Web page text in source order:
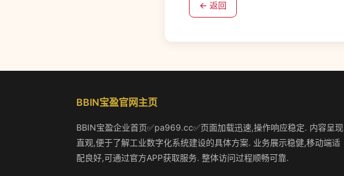
← 返回
BBIN宝盈官网主页
BBIN宝盈企业首页✅pa969.cc✅页面加载迅速,操作响应稳定. 内容呈现
直观,便于了解工业数字化系统建设的具体方案. 业务展示稳健,移动端适
配良好,可通过官方APP获取服务. 整体访问过程顺畅可靠.